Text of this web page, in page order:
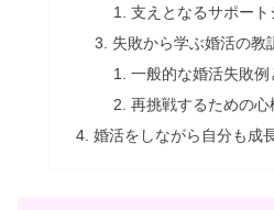
支えとなるサポート
失敗から学ぶ婚活の教
一般的な婚活失敗
再挑戦するための心
婚活をしながら自分も成